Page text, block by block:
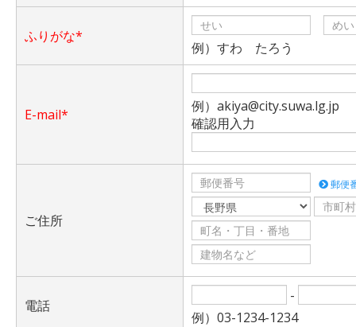
ふりがな*
例）すわ たろう
E-mail*
例）akiya@city.suwa.lg.jp
確認用入力
ご住所
郵便
電話
-
例）03-1234-1234